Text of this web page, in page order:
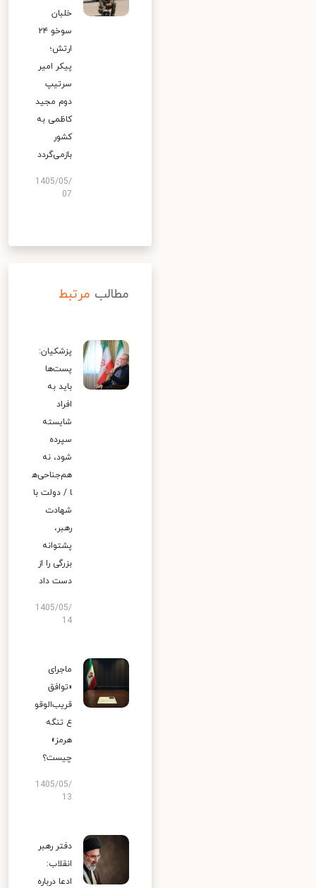
خلبان
سوخو ۲۴
ارتش؛
پیکر امیر
سرتیپ
دوم مجید
کاظمی به
کشور
بازمی‌گردد
1405/05/
07
مطالب مرتبط
پزشکیان:
پست‌ها
باید به
افراد
شایسته
سپرده
شود، نه
هم‌جناحی‌ه
ا / دولت با
شهادت
رهبر،
پشتوانه
بزرگی را از
دست داد
1405/05/
14
ماجرای
«توافق
قریب‌الوقو
ع تنگه
هرمز»
چیست؟
1405/05/
13
دفتر رهبر
انقلاب:
ادعا درباره